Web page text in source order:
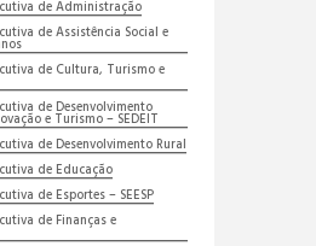
de Administração
de Assistência Social e
de Cultura, Turismo e
de Desenvolvimento
e Turismo – SEDEIT
de Desenvolvimento Rural
de Educação
de Esportes – SEESP
de Finanças e